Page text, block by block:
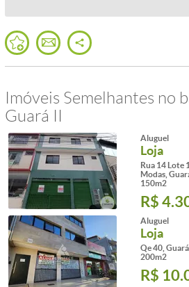
Imóveis Semelhantes no
Guará II
Aluguel
Loja
Rua 14 Lote
Modas,
150m2
R$
Aluguel
Loja
Qe 40,
200m2
R$